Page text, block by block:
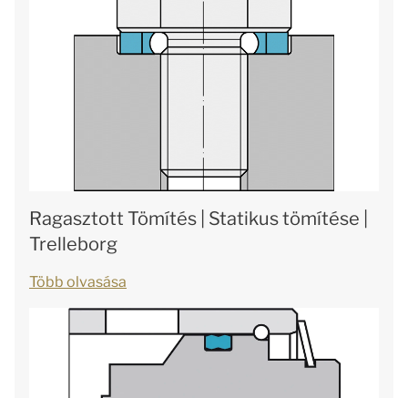
Ragasztott Tömítés | Statikus tömítése |
Trelleborg
Több olvasása